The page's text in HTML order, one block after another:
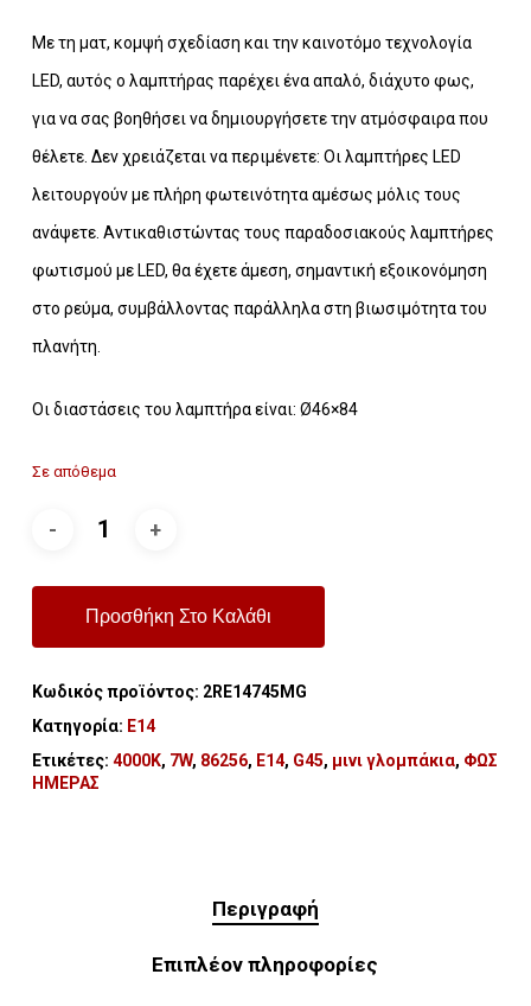
Με τη ματ, κομψή σχεδίαση και την καινοτόμο τεχνολογία
LED, αυτός ο λαμπτήρας παρέχει ένα απαλό, διάχυτο φως,
για να σας βοηθήσει να δημιουργήσετε την ατμόσφαιρα που
θέλετε. Δεν χρειάζεται να περιμένετε: Οι λαμπτήρες LED
λειτουργούν με πλήρη φωτεινότητα αμέσως μόλις τους
ανάψετε. Αντικαθιστώντας τους παραδοσιακούς λαμπτήρες
φωτισμού με LED, θα έχετε άμεση, σημαντική εξοικονόμηση
στο ρεύμα, συμβάλλοντας παράλληλα στη βιωσιμότητα του
πλανήτη.
Οι διαστάσεις του λαμπτήρα είναι: Ø46×84
Σε απόθεμα
Προσθήκη Στο Καλάθι
Κωδικός προϊόντος: 2RE14745MG
Κατηγορία: Ε14
Ετικέτες: 4000K, 7W, 86256, E14, G45, μινι γλομπάκια, ΦΩΣ
ΗΜΕΡΑΣ
Περιγραφή
Επιπλέον πληροφορίες